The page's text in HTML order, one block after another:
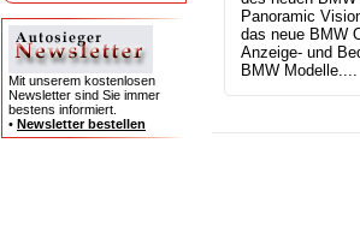
Mit unserem kostenlosen
Newsletter sind Sie immer
bestens informiert.
• Newsletter bestellen
Panoramic
das neue BMW
Anzeige- und
BMW Modelle....